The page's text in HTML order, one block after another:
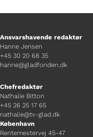
Ansvarshavende redaktør
Hanne Jensen
+45 30 20 68 35
hanne@gladfonden.dk
Chefredaktør
Nathalie Bitton
+45 26 25 17 65
nathalie@tv-glad.dk
København
Rentemestervej 45-47